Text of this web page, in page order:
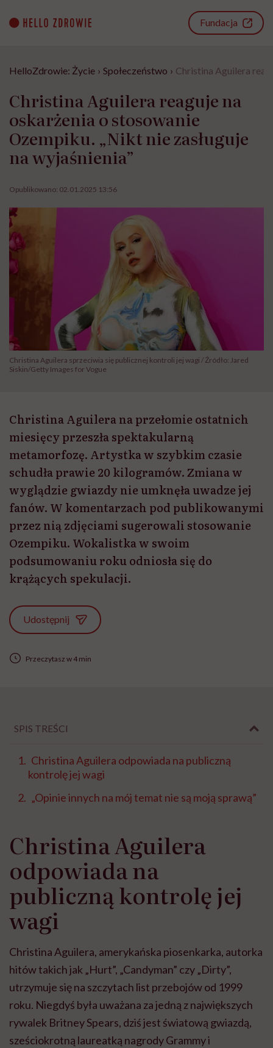
content
Fundacja
HelloZdrowie: Życie › Społeczeństwo › Christina Aguilera
Christina Aguilera reaguje na
oskarżenia o stosowanie
Ozempiku. „Nikt nie zasługuje
na wyjaśnienia”
Opublikowano: 02.01.2025 13:56
Christina Aguilera sprzeciwia się publicznej kontroli jej wagi / Źródło: Jared
Siskin/Getty Images for Vogue
Christina Aguilera na przełomie ostatnich
miesięcy przeszła spektakularną
metamorfozę. Artystka w szybkim czasie
schudła prawie 20 kilogramów. Zmiana w
wyglądzie gwiazdy nie umknęła uwadze jej
fanów. W komentarzach pod publikowanymi
przez nią zdjęciami sugerowali stosowanie
Ozempiku. Wokalistka w swoim
podsumowaniu roku odniosła się do
krążących spekulacji.
Udostępnij
Przeczytasz w 4 min
SPIS TREŚCI
Christina Aguilera odpowiada na publiczną
kontrolę jej wagi
„Opinie innych na mój temat nie są moją sprawą”
Christina Aguilera
odpowiada na
publiczną kontrolę jej
wagi
Christina Aguilera, amerykańska piosenkarka, autorka
hitów takich jak „Hurt”, „Candyman” czy „Dirty”,
utrzymuje się na szczytach list przebojów od 1999
roku. Niegdyś była uważana za jedną z największych
rywalek Britney Spears, dziś jest światową gwiazdą,
sześciokrotną laureatką nagrody Grammy i